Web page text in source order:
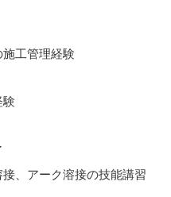
工管理経験
験
、アーク溶接の技能講習